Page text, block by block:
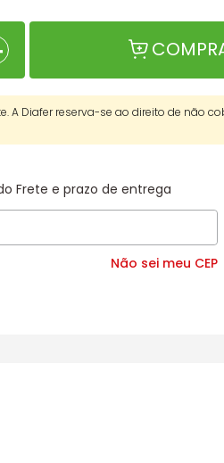
A Diafer reserva-se ao direito de não
Frete e prazo de entrega
Não sei meu CEP